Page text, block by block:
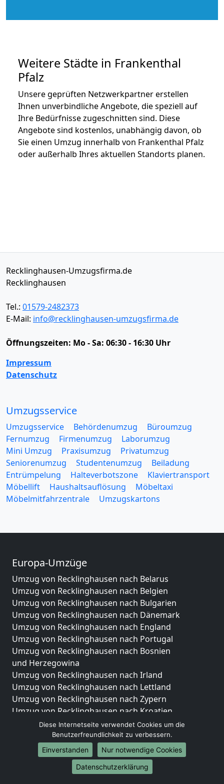
Weitere Städte in Frankenthal
Pfalz
Unsere geprüften Netzwerkpartner erstellen
Ihnen unverbindliche Angebote, die speziell auf
Ihre Bedürfnisse zugeschnitten sind. Diese
Angebote sind kostenlos, unabhängig davon, ob
Sie einen Umzug innerhalb von Frankenthal Pfalz
oder außerhalb Ihres aktuellen Standorts planen.
Recklinghausen-Umzugsfirma.de
Recklinghausen
Tel.: 01579-2482373
E-Mail: info@recklinghausen-umzugsfirma.de
Öffnungszeiten: Mo - Sa: 06:30 - 16:30 Uhr
Impressum
Datenschutz
Umzugsservice
Umzugsservice Behördenumzug
Büroumzug
Fernumzug
Firmenumzug
Laborumzug
Mini Umzug
Praxisumzug
Privatumzug
Seniorenumzug
Studentenumzug
Beiladung
Entrümpelung
Halteverbotszone
Klaviertransport
Möbellift
Haushaltsauflösung
Möbeltaxi
Möbelmitfahrzentrale
Umzugskartons
Europa-Umzüge
Umzug von Recklinghausen nach Belarus
Umzug von Recklinghausen nach Belgien
Umzug von Recklinghausen nach Bulgarien
Umzug von Recklinghausen nach Dänemark
Umzug von Recklinghausen nach England
Umzug von Recklinghausen nach Portugal
Umzug von Recklinghausen nach Bosnien
und Herzegowina
Umzug von Recklinghausen nach Irland
Umzug von Recklinghausen nach Lettland
Umzug von Recklinghausen nach Zypern
Umzug von Recklinghausen nach Kroatien
Umzug von Recklinghausen nach Estland
Umzug von Recklinghausen nach Finnland
Umzug von Recklinghausen nach Frankreich
Umzug von Recklinghausen nach Griechenland
Umzug von Recklinghausen nach Italien
Diese Internetseite verwendet Cookies um die
Benutzerfreundlichkeit zu verbessern.
Einverstanden
Nur notwendige Cookies
Datenschutzerklärung